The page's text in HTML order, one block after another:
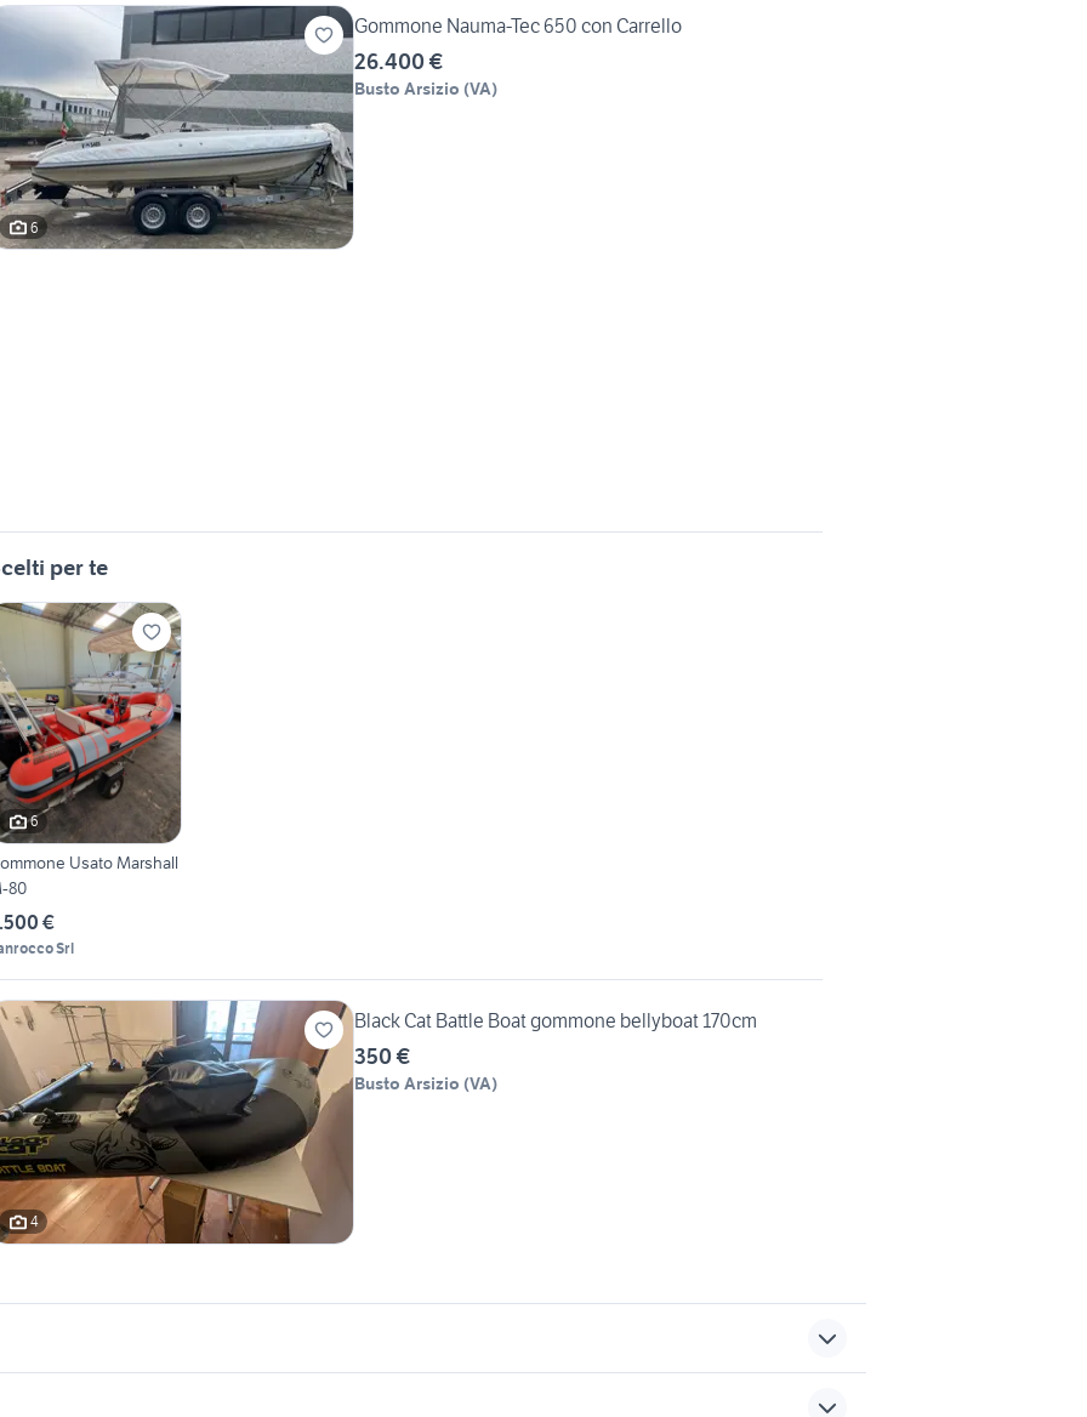
6
Gommone Nauma-Tec 650 con Carrello
26.400 €
Busto Arsizio (VA)
per te
6
Usato Marshall
80
€
Srl
4
Black Cat Battle Boat gommone bellyboat 170cm
350 €
Busto Arsizio (VA)